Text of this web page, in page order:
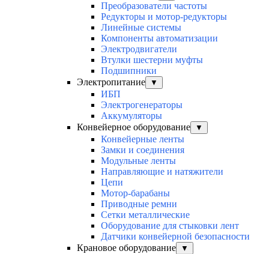
Преобразователи частоты
Редукторы и мотор-редукторы
Линейные системы
Компоненты автоматизации
Электродвигатели
Втулки шестерни муфты
Подшипники
Электропитание
▼
ИБП
Электрогенераторы
Аккумуляторы
Конвейерное оборудование
▼
Конвейерные ленты
Замки и соединения
Модульные ленты
Направляющие и натяжители
Цепи
Мотор-барабаны
Приводные ремни
Сетки металлические
Оборудование для стыковки лент
Датчики конвейерной безопасности
Крановое оборудование
▼